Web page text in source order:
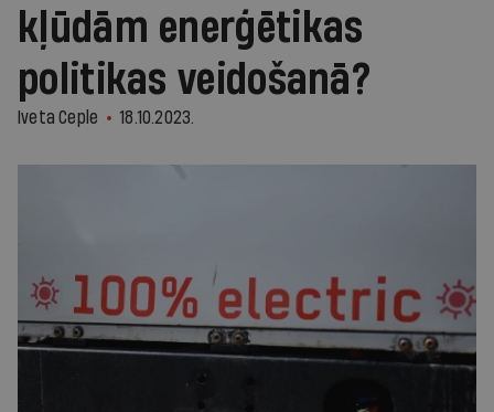
kļūdām enerģētikas
politikas veidošanā?
Iveta Ceple 18.10.2023.